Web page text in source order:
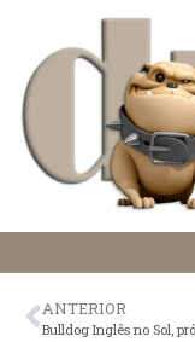
ANTERIOR